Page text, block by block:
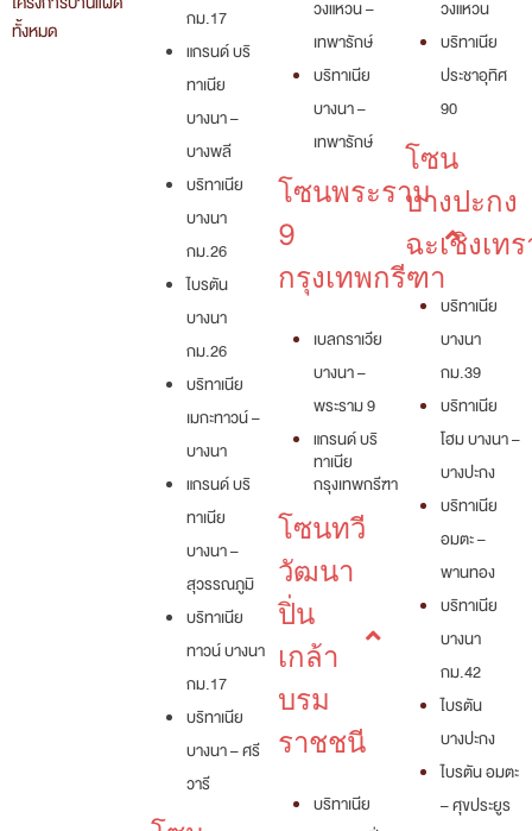
ทั้งหมด
กม.17
แกรนด์ บริ
ทาเนีย
บางนา –
บางพลี
บริทาเนีย
บางนา
กม.26
ไบรตัน
บางนา
กม.26
บริทาเนีย
เมกะทาวน์ –
บางนา
แกรนด์ บริ
ทาเนีย
บางนา –
สุวรรณภูมิ
บริทาเนีย
ทาวน์ บางนา
กม.17
บริทาเนีย
บางนา – ศรี
วารี
วงแหวน –
เทพารักษ์
บริทาเนีย
บางนา –
เทพารักษ์
โซนพระราม
9
กรุงเทพกรีฑา
เบลกราเวีย
บางนา –
พระราม 9
แกรนด์ บริ
ทาเนีย
กรุงเทพกรีฑา
โซนทวี
วัฒนา
ปิ่น
เกล้า
บรม
ราชชนี
บริทาเนีย
วงแหวน
บริทาเนีย
ประชาอุทิศ
90
โซน
บางปะกง
ฉะเชิงเท
บริทาเนีย
บางนา
กม.39
บริทาเนีย
โฮม บางนา –
บางปะกง
บริทาเนีย
อมตะ –
พานทอง
บริทาเนีย
บางนา
กม.42
ไบรตัน
บางปะกง
ไบรตัน อมตะ
– ศุขประยูร